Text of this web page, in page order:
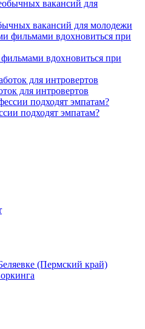
вакансий для молодежи
вдохновиться при
для интровертов
подходят эмпатам?
(Пермский край)